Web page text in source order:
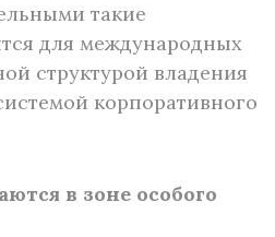
такие
для международных
структурой владения
корпоративного
в зоне особого